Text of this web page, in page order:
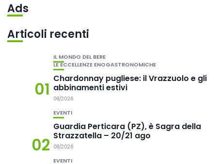
Ads
Articoli recenti
01
IL MONDO DEL BERE
LE ECCELLENZE ENOGASTRONOMICHE
Chardonnay pugliese: il Vrazzuolo e gli
abbinamenti estivi
08/2026
02
EVENTI
Guardia Perticara (PZ), è Sagra della
Strazzatella – 20/21 ago
08/2026
EVENTI